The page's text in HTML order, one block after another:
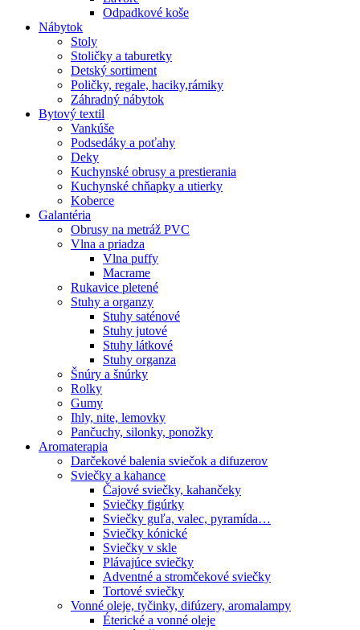
Odpadkové koše
Nábytok
Stoly
Stoličky a taburetky
Detský sortiment
Poličky, regale, haciky,rámiky
Záhradný nábytok
Bytový textil
Vankúše
Podsedáky a poťahy
Deky
Kuchynské obrusy a prestierania
Kuchynské chňapky a utierky
Koberce
Galantéria
Obrusy na metráž PVC
Vlna a priadza
Vlna puffy
Macrame
Rukavice pletené
Stuhy a organzy
Stuhy saténové
Stuhy jutové
Stuhy látkové
Stuhy organza
Šnúry a šnúrky
Rolky
Gumy
Ihly, nite, lemovky
Pančuchy, silonky, ponožky
Aromaterapia
Darčekové balenia sviečok a difuzerov
Sviečky a kahance
Čajové sviečky, kahančeky
Sviečky figúrky
Sviečky guľa, valec, pyramída…
Sviečky kónické
Sviečky v skle
Plávajúce sviečky
Adventné a stromčekové sviečky
Tortové sviečky
Vonné oleje, tyčinky, difúzery, aromalampy
Éterické a vonné oleje